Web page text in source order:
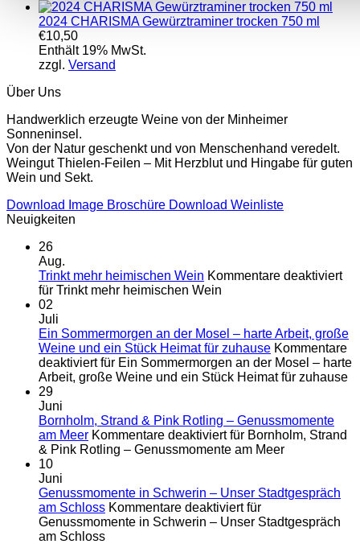
2024 CHARISMA Gewürztraminer trocken 750 ml
€10,50
Enthält 19% MwSt.
zzgl. Versand
Über Uns
Handwerklich erzeugte Weine von der Minheimer
Sonneninsel.
Von der Natur geschenkt und von Menschenhand veredelt.
Weingut Thielen-Feilen – Mit Herzblut und Hingabe für guten
Wein und Sekt.
Download Image Broschüre Download Weinliste
Neuigkeiten
26
Aug.
Trinkt mehr heimischen Wein Kommentare deaktiviert
für Trinkt mehr heimischen Wein
02
Juli
Ein Sommermorgen an der Mosel – harte Arbeit, große
Weine und ein Stück Heimat für zuhause Kommentare
deaktiviertfür Ein Sommermorgen an der Mosel – harte
Arbeit, große Weine und ein Stück Heimat für zuhause
29
Juni
Bornholm, Strand & Pink Rotling – Genussmomente
am Meer Kommentare deaktiviertfür Bornholm, Strand
& Pink Rotling – Genussmomente am Meer
10
Juni
Genussmomente in Schwerin – Unser Stadtgespräch
am Schloss Kommentare deaktiviertfür
Genussmomente in Schwerin – Unser Stadtgespräch
am Schloss